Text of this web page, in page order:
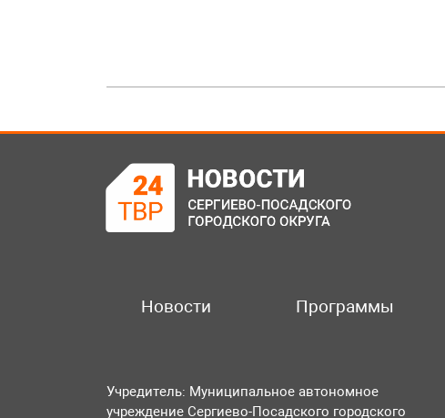
Новости Программы
Учредитель: Муниципальное автономное
учреждение Сергиево-Посадского городского